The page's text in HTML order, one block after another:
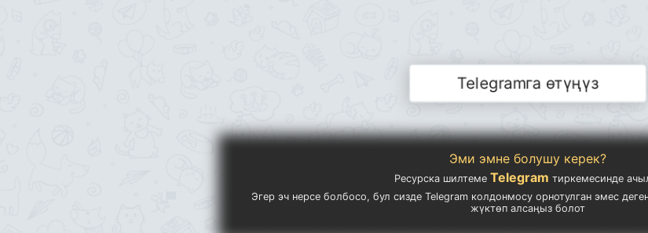
Telegramга өтүңүз
Эми эмне болушу керек?
Ресурска шилтеме Telegram тиркемесинде
Эгер эч нерсе болбосо, бул сизде Telegram колдонмосу орнотулган эмес
жүктөп алсаңыз болот